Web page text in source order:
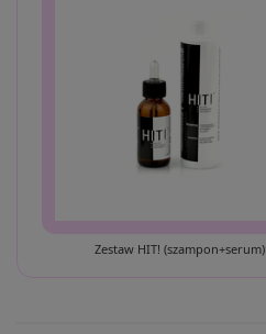
Zestaw HIT! (szampon+serum)